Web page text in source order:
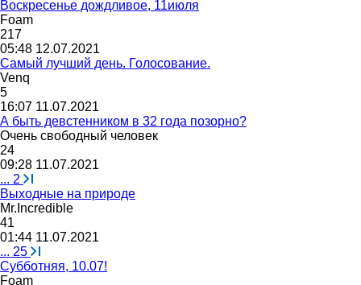
Воскресенье дождливое, 11июля
Foam
217
05:48 12.07.2021
Самый лучший день. Голосование.
Venq
5
16:07 11.07.2021
А быть девстенником в 32 года позорно?
Очень свободный человек
24
09:28 11.07.2021
... 2
Выходные на природе
Mr.Incredible
41
01:44 11.07.2021
... 25
Субботняя, 10.07!
Foam